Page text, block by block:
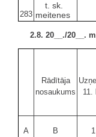
283
t. sk.
meitenes
2.8. 20__./20__.
Rādītāja
nosaukums
11.
A B 1